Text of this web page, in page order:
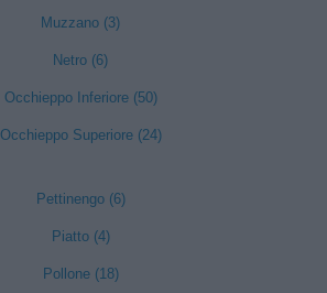
Muzzano (3)
Netro (6)
Occhieppo Inferiore (50)
Occhieppo Superiore (24)
Pettinengo (6)
Piatto (4)
Pollone (18)